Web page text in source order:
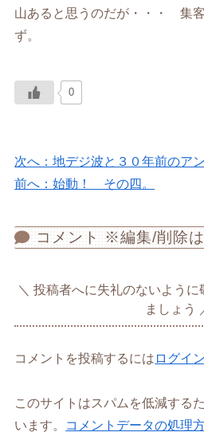
山あると思うのだが・・・ 集
ず。
0
次へ：地デジ波と３０年前のア
前へ：始動！ その四。
コメント ※編集/削除
投稿者へに失礼のないように
ましょう
コメントを投稿するには ログイン
このサイトはスパムを低減する
います。
コメントデータの処理